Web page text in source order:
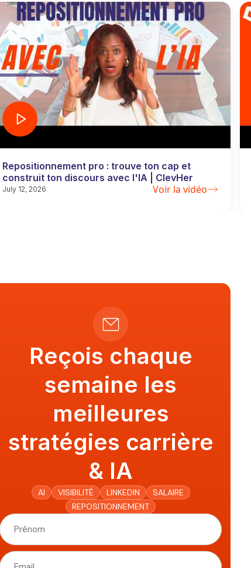
Repositionnement pro : trouve ton cap et
construit ton discours avec l'IA | ClevHer
July 12, 2026 Voir la vidéo
Reçois chaque
semaine les
meilleures
stratégies carrière
& IA
AI VISIBILITÉ LINKEDIN
SALAIRE
REPOSITIONNEMENT